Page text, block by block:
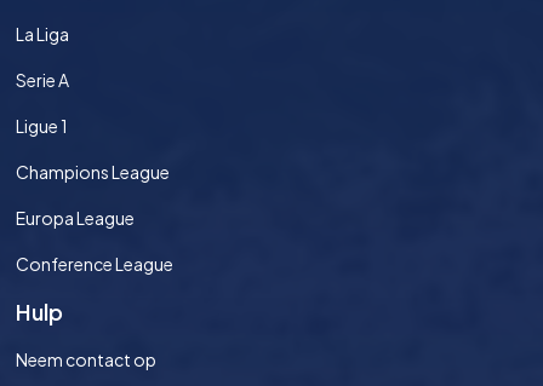
La Liga
Serie A
Ligue 1
Champions League
Europa League
Conference League
Hulp
Neem contact op